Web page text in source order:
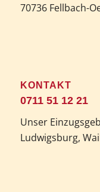
70736 Fellbach-
KONTAKT
0711 51 12 21
Unser
Ludwigsburg,